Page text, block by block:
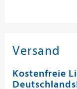
Versand
Kostenfreie